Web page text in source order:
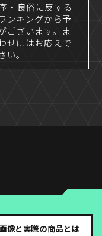
・良俗に反する
ンキングから予
ございます。ま
せにはお応えで
い。
像と実際の商品とは